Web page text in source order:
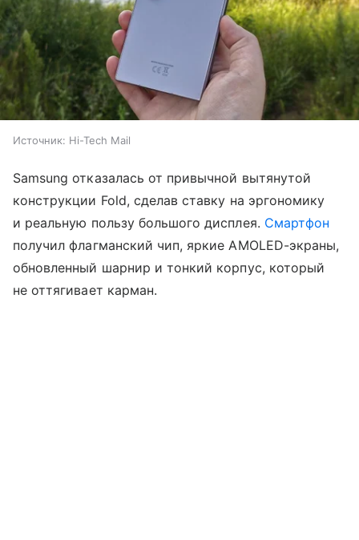
Источник: Hi-Tech Mail
Samsung отказалась от привычной вытянутой
конструкции Fold, сделав ставку на эргономику
и реальную пользу большого дисплея. Смартфон
получил флагманский чип, яркие AMOLED-экраны,
обновленный шарнир и тонкий корпус, который
не оттягивает карман.